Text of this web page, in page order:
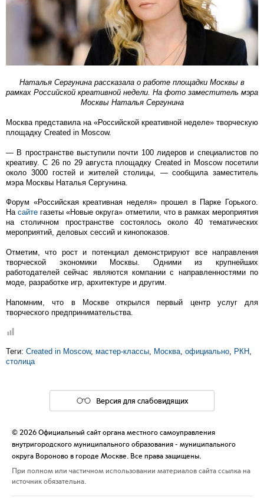
Наталья Сергунина рассказала о работе площадки Москвы в
рамках Российской креативной недели. На фото заместитель мэра
Москвы Наталья Сергунина
Москва представила на «Российской креативной неделе» творческую
площадку Created in Moscow.
— В пространстве выступили почти 100 лидеров и специалистов по
креативу. С 26 по 29 августа площадку Created in Moscow посетили
около 3000 гостей и жителей столицы, — сообщила заместитель
мэра Москвы Наталья Сергунина.
Форум «Российская креативная неделя» прошел в Парке Горького.
Насайте газеты «Новые округа» отметили, что в рамках мероприятия
на столичном пространстве состоялось около 40 тематических
мероприятий, деловых сессий и кинопоказов.
Отметим, что рост и потенциал демонстрируют все направления
творческой экономики Москвы. Одними из крупнейших
работодателей сейчас являются компании с направленностями по
моде, разработке игр, архитектуре и другим.
Напомним, что в Москве открылся первый центр услуг для
творческого предпринимательства.
Теги: Created in Moscow, мастер-классы, Москва, официально, РКН,
столица
Версия для слабовидящих
© 2026 Официальный сайт органа местного самоуправления
внутригородского муниципального образования - муниципального
округа Вороново в городе Москве. Все права защищены.
При полном или частичном использовании материалов сайта ссылка на
источник обязательна.